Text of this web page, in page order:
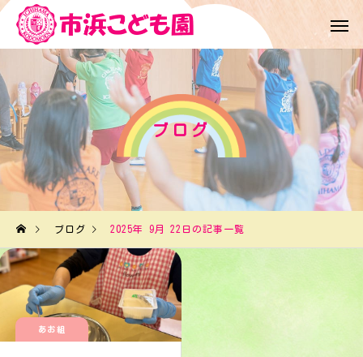
ブログ
ブログ 2025年 9月 22日の記事一覧
あお組